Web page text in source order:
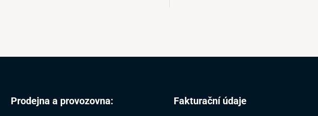
Prodejna a provozovna: Fakturační údaje